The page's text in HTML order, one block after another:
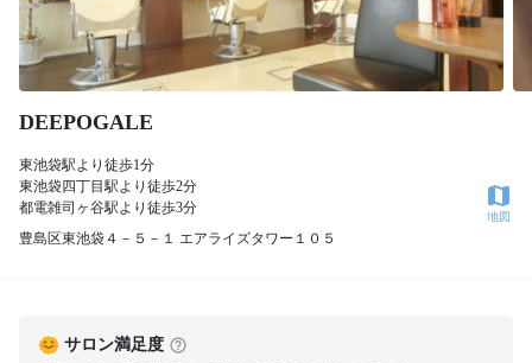
DEEPOGALE
東池袋駅より徒歩1分
東池袋四丁目駅より徒歩2分
都電雑司ヶ谷駅より徒歩3分
豊島区東池袋４－５－１ エアライズタワー１０５
地図
サロン満足度